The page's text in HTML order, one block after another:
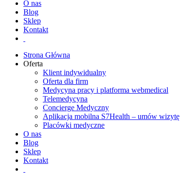
O nas
Blog
Sklep
Kontakt
Strona Główna
Oferta
Klient indywidualny
Oferta dla firm
Medycyna pracy i platforma webmedical
Telemedycyna
Concierge Medyczny
Aplikacja mobilna S7Health – umów wizytę
Placówki medyczne
O nas
Blog
Sklep
Kontakt